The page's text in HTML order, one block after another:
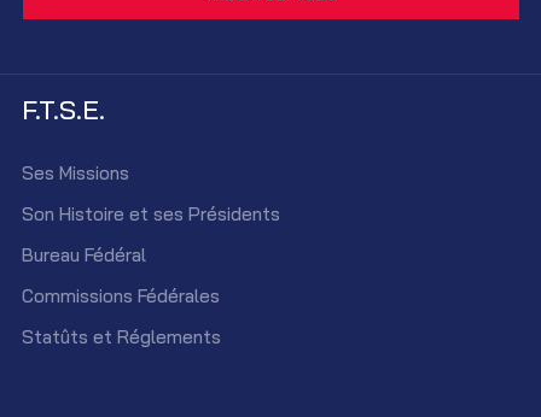
F.T.S.E.
Ses Missions
Son Histoire et ses Présidents
Bureau Fédéral
Commissions Fédérales
Statûts et Réglements